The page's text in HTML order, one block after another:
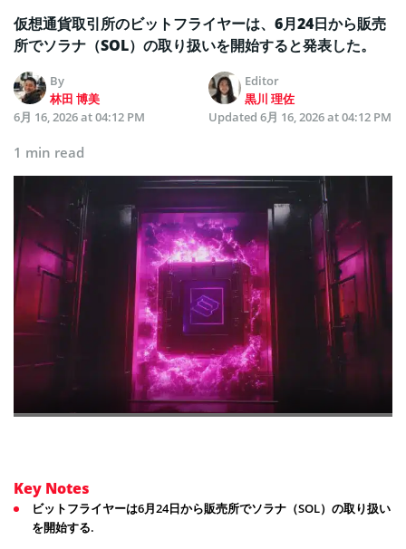
仮想通貨取引所のビットフライヤーは、6月24日から販売
所でソラナ（SOL）の取り扱いを開始すると発表した。
By
林田 博美
Editor
黒川 理佐
6月 16, 2026 at 04:12 PM
Updated 6月 16, 2026 at 04:12 PM
1 min read
Key Notes
ビットフライヤーは6月24日から販売所でソラナ（SOL）の取り扱い
を開始する.